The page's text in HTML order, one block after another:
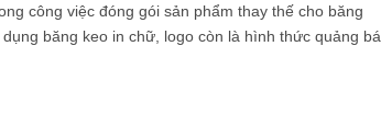
công việc đóng gói sản phẩm thay thế cho băng
băng keo in chữ, logo còn là hình thức quảng bá